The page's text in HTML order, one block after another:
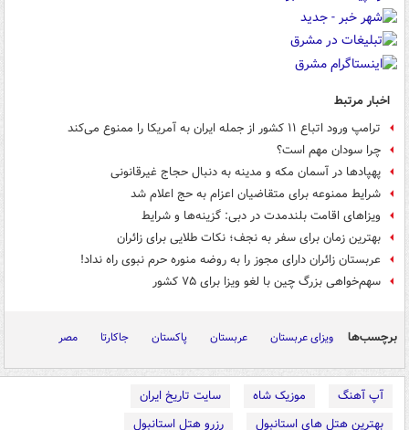
اخبار مرتبط
ترامپ ورود اتباع ۱۱ کشور از جمله ایران به آمریکا را ممنوع می‌کند
چرا سودان مهم است؟
پهپادها در آسمان مکه و مدینه به دنبال حجاج غیرقانونی
شرایط ممنوعه برای متقاضیان اعزام به حج اعلام شد
ویزاهای اقامت بلندمدت در دبی: گزینه‌ها و شرایط
بهترین زمان برای سفر به نجف؛ نکات طلایی برای زائران
عربستان زائران دارای مجوز را به روضه منوره حرم نبوی راه نداد!
سهم‌خواهی بزرگ چین با لغو ویزا برای ۷۵ کشور
برچسب‌ها ویزای عربستان عربستان پاکستان جاکارتا مصر
آپ آهنگ موزیک شاه
سایت تاریخ ایران
بهترین هتل های استانبول
رزرو هتل استانبول